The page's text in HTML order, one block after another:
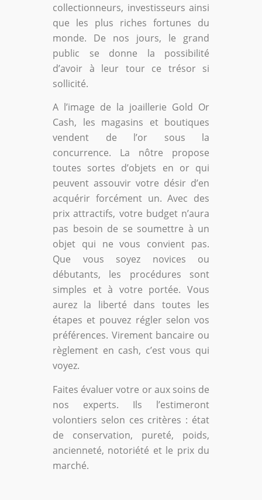
collectionneurs, investisseurs ainsi
que les plus riches fortunes du
monde. De nos jours, le grand
public se donne la possibilité
d’avoir à leur tour ce trésor si
sollicité.
A l’image de la joaillerie Gold Or
Cash, les magasins et boutiques
vendent de l’or sous la
concurrence. La nôtre propose
toutes sortes d’objets en or qui
peuvent assouvir votre désir d’en
acquérir forcément un. Avec des
prix attractifs, votre budget n’aura
pas besoin de se soumettre à un
objet qui ne vous convient pas.
Que vous soyez novices ou
débutants, les procédures sont
simples et à votre portée. Vous
aurez la liberté dans toutes les
étapes et pouvez régler selon vos
préférences. Virement bancaire ou
règlement en cash, c’est vous qui
voyez.
Faites évaluer votre or aux soins de
nos experts. Ils l’estimeront
volontiers selon ces critères : état
de conservation, pureté, poids,
ancienneté, notoriété et le prix du
marché.